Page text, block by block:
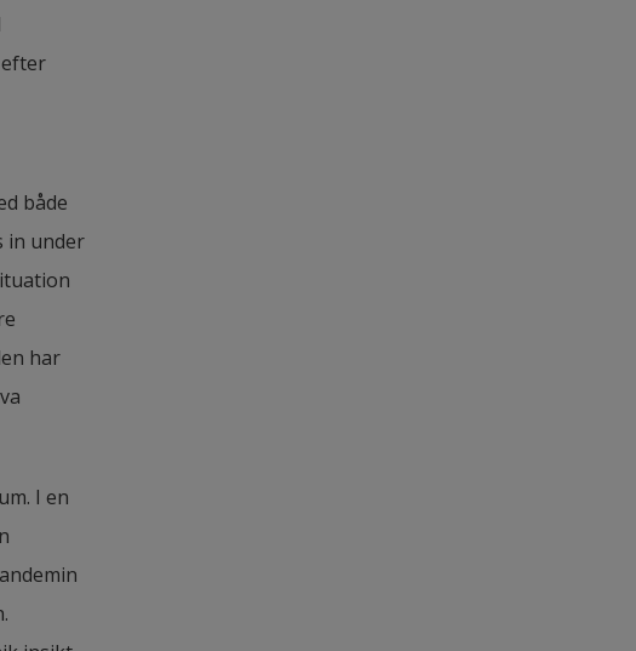
både
in under
har
I en